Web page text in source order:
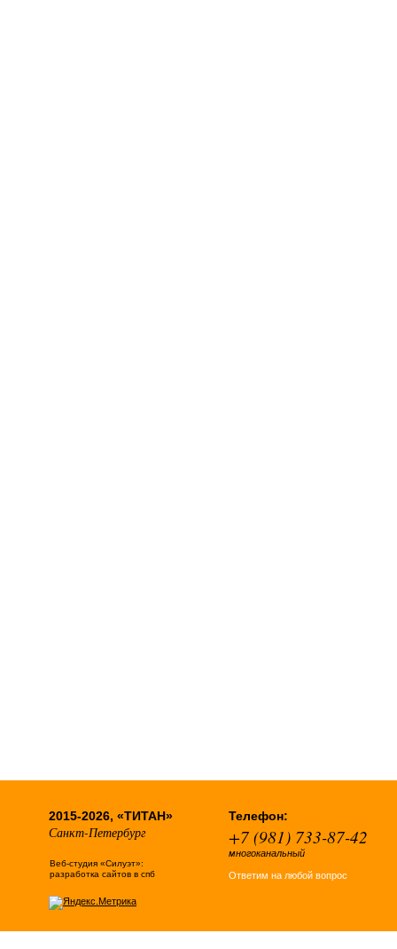
2015-2026, «ТИТАН»
Санкт-Петербург
Веб-студия «Силуэт»:
разработка сайтов в спб
Телефон:
+7 (981) 733-87-42
многоканальный
Ответим на любой вопрос